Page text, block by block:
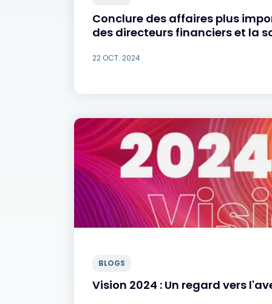
Conclure des affaires plus
des directeurs financiers et la
22 OCT. 2024
BLOGS
Vision 2024 : Un regard vers